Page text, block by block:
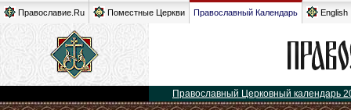
Православие.Ru Поместные Церкви Православный Календарь English
Православный Церковный календарь